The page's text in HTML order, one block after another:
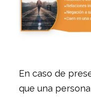
En caso de
que una